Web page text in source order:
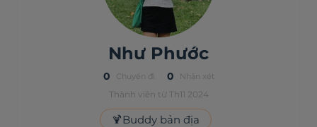
Như Phước
0 Chuyến đi 0 Nhận xét
Thành viên từ Th11 2024
🍹Buddy bản địa